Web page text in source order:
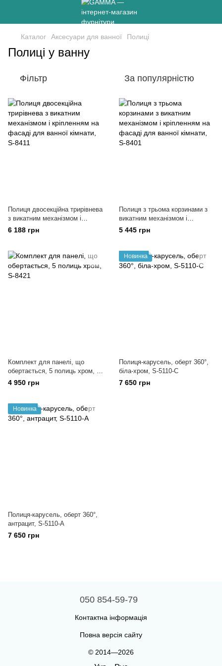
Каталог Аксесуари для ванної Полиці
Полиці у ванну
Фільтр За популярністю
Полиця двосекційна трирівнева
з викатним механізмом і
кріпленням на фасаді для
ванної кімнати, S-8411
6 188 грн
Полиця з трьома корзинами з
викатним механізмом і
кріпленням на фасаді для
ванної кімнати, S-8401
5 445 грн
Комплект для панелі, що
обертається, 5 полиць хром, S-
8421
4 950 грн
Новинка
Полиця-карусель, оберт 360°,
біла-хром, S-5110-C
7 650 грн
Новинка
Полиця-карусель, оберт 360°,
антрацит, S-5110-А
7 650 грн
050 854-59-79
Контактна інформація
Повна версія сайту
© 2014—2026